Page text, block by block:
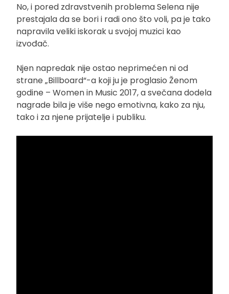
No, i pored zdravstvenih problema Selena nije
prestajala da se bori i radi ono što voli, pa je tako
napravila veliki iskorak u svojoj muzici kao
izvođač.
Njen napredak nije ostao neprimećen ni od
strane „Billboard“-a koji ju je proglasio Ženom
godine – Women in Music 2017, a svečana dodela
nagrade bila je više nego emotivna, kako za nju,
tako i za njene prijatelje i publiku.